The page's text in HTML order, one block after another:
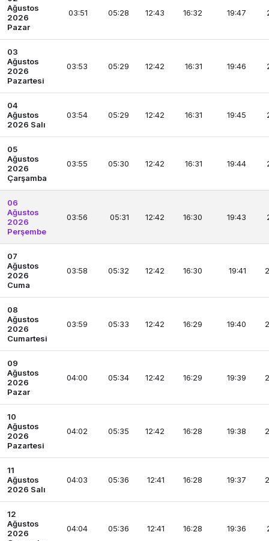
Ağustos
2026
Pazar
03:51 05:28 12:43 16:32 19:47
03
Ağustos
2026
Pazartesi
03:53 05:29 12:42 16:31 19:46
04
Ağustos
2026 Salı
03:54 05:29 12:42 16:31 19:45
05
Ağustos
2026
Çarşamba
03:55 05:30 12:42 16:31 19:44
06
Ağustos
2026
Perşembe
03:56 05:31 12:42 16:30 19:43
07
Ağustos
2026
Cuma
03:58 05:32 12:42 16:30 19:41
08
Ağustos
2026
Cumartesi
03:59 05:33 12:42 16:29 19:40
09
Ağustos
2026
Pazar
04:00 05:34 12:42 16:29 19:39
10
Ağustos
2026
Pazartesi
04:02 05:35 12:42 16:28 19:38
11
Ağustos
2026 Salı
04:03 05:36 12:41 16:28 19:37
12
Ağustos
2026
04:04 05:36 12:41 16:28 19:36